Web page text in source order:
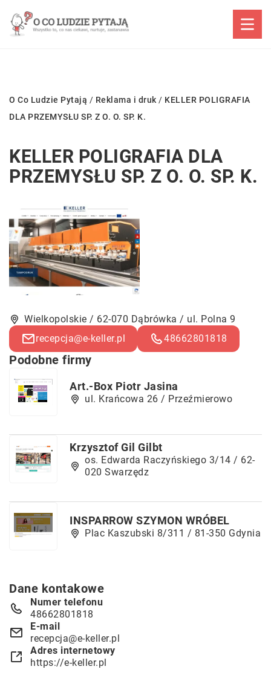
O Co Ludzie Pytają / Reklama i druk / KELLER POLIGRAFIA
DLA PRZEMYSŁU SP. Z O. O. SP. K.
KELLER POLIGRAFIA DLA
PRZEMYSŁU SP. Z O. O. SP. K.
Wielkopolskie / 62-070 Dąbrówka / ul. Polna 9
recepcja@e-keller.pl
48662801818
Podobne firmy
Art.-Box Piotr Jasina
ul. Krańcowa 26 / Przeźmierowo
Krzysztof Gil Gilbt
os. Edwarda Raczyńskiego 3/14 / 62-
020 Swarzędz
INSPARROW SZYMON WRÓBEL
Plac Kaszubski 8/311 / 81-350 Gdynia
Dane kontakowe
Numer telefonu
48662801818
E-mail
recepcja@e-keller.pl
Adres internetowy
https://e-keller.pl